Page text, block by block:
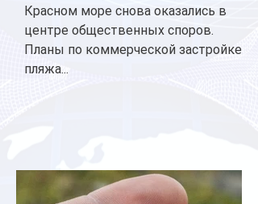
Красном море снова оказались в
центре общественных споров.
Планы по коммерческой застройке
пляжа...